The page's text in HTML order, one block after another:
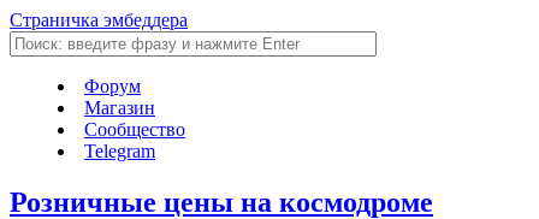
Страничка эмбеддера
Форум
Магазин
Сообщество
Telegram
Розничные цены на космодроме